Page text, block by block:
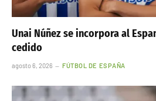
Unai Núñez se incorpora al
cedido
agosto 6, 2026 FÚTBOL DE ESPAÑA